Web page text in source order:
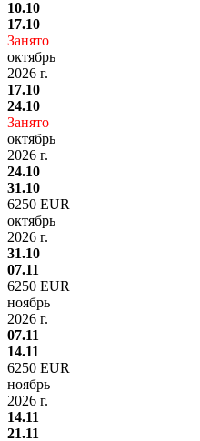
10.10
17.10
Занято
октябрь
2026 г.
17.10
24.10
Занято
октябрь
2026 г.
24.10
31.10
6250 EUR
октябрь
2026 г.
31.10
07.11
6250 EUR
ноябрь
2026 г.
07.11
14.11
6250 EUR
ноябрь
2026 г.
14.11
21.11